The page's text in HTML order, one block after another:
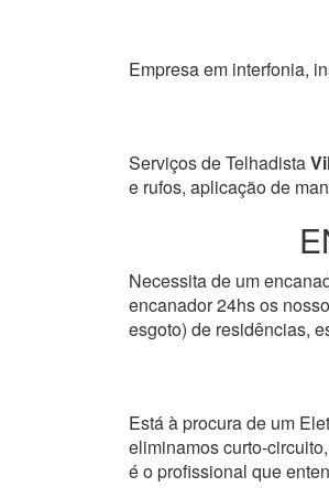
Empresa em interfonia,
Serviços de Telhadista
e rufos, aplicação de
Necessita de um
encanador 24hs os
esgoto) de residências,
Está à procura de um
eliminamos curto-
é o profissional que